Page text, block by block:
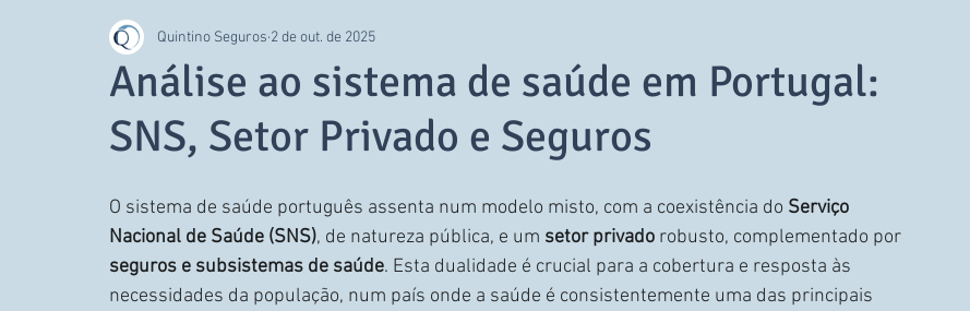
Família Crédito Habitação
Análise ao sistema de saúde em Portugal:
SNS, Setor Privado e Seguros
Quintino Seguros 2 de out. de 2025
O sistema de saúde português assenta num modelo misto, com a coexistência do Serviço
Nacional de Saúde (SNS), de natureza pública, e um setor privado robusto, complementado por
seguros e subsistemas de saúde. Esta dualidade é crucial para a cobertura e resposta às
necessidades da população, num país onde a saúde é consistentemente uma das principais